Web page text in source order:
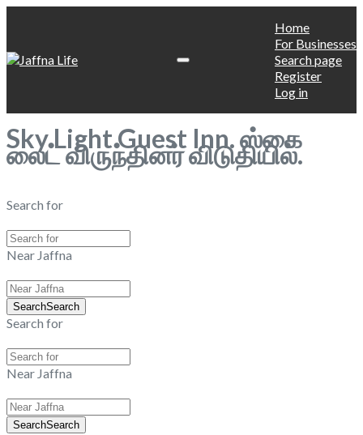
Home
For Businesses
Search page
Register
Log in
Sky Light Guest Inn. ஸ்கை
லைட் விருந்தினர் விடுதியில்.
Search for
Near Jaffna
SearchSearch
Search for
Near Jaffna
SearchSearch